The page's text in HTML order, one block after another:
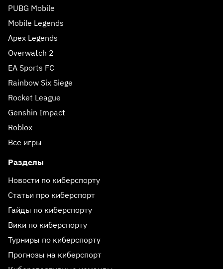
PUBG Mobile
Mobile Legends
Apex Legends
Overwatch 2
EA Sports FC
Rainbow Six Siege
Rocket League
Genshin Impact
Roblox
Все игры
Разделы
Новости по киберспорту
Статьи про киберспорт
Гайды по киберспорту
Вики по киберспорту
Турниры по киберспорту
Прогнозы на киберспорт